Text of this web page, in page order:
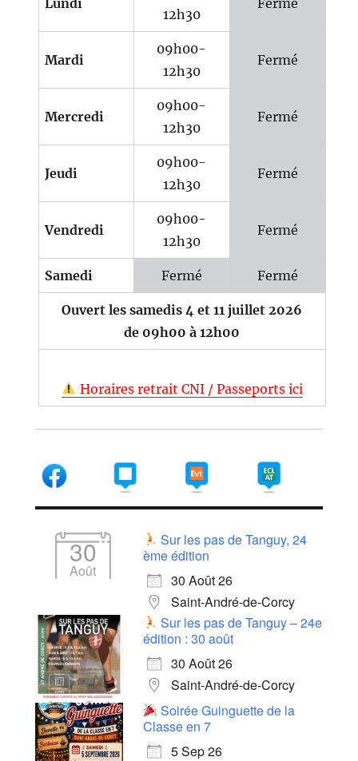
12h30
Mardi
09h00-
12h30
Fermé
Mercredi
09h00-
12h30
Fermé
Jeudi
09h00-
12h30
Fermé
Vendredi
09h00-
12h30
Fermé
Samedi Fermé Fermé
Ouvert les samedis 4 et 11 juillet 2026
de 09h00 à 12h00
Horaires retrait CNI / Passeports ici
30
Août
Sur les pas de Tanguy, 24
ème édition
30 Août 26
Saint-André-de-Corcy
Sur les pas de Tanguy – 24e
édition : 30 août
30 Août 26
Saint-André-de-Corcy
Soirée Guinguette de la
Classe en 7
5 Sep 26